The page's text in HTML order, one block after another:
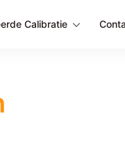
Calibratie